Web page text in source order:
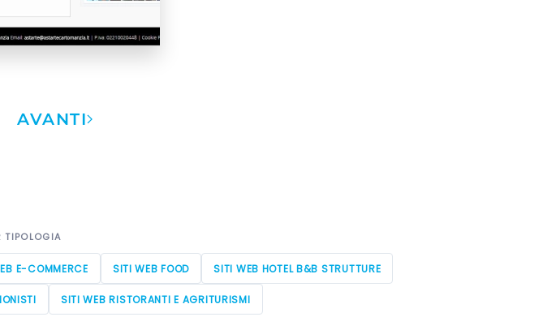
AVANTI
TIPOLOGIA
E-COMMERCE SITI WEB FOOD SITI WEB HOTEL B&B STRUTTURE
SITI WEB RISTORANTI E AGRITURISMI